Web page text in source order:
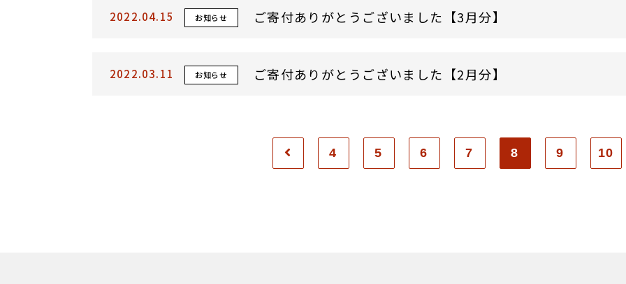
2022.04.15 お知らせ ご寄付ありがとうございました【3月分】
2022.03.11 お知らせ ご寄付ありがとうございました【2月分】
4 5 6 7 8 9 10